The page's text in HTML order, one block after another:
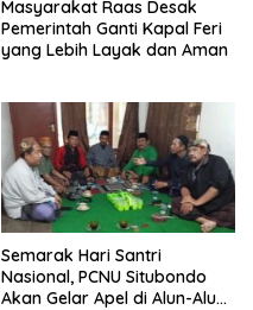
Masyarakat Raas Desak
Pemerintah Ganti Kapal Feri
yang Lebih Layak dan Aman
Semarak Hari Santri
Nasional, PCNU Situbondo
Akan Gelar Apel di Alun-Alun